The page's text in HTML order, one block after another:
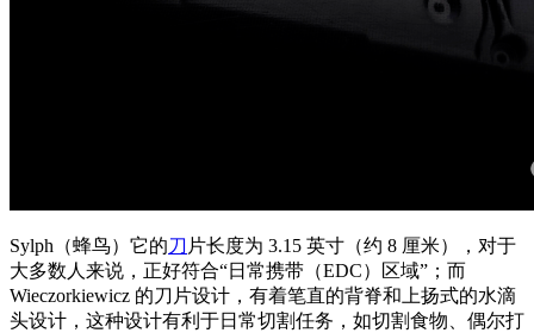
Sylph（蜂鸟）它的刀 片长度为 3.15 英寸（约 8 厘米），对于
大多数人来说，正好符合“日常携带（EDC）区域”；而
Wieczorkiewicz 的刀片设计，有着笔直的背脊和上扬式的水滴
头设计，这种设计有利于日常切割任务，如切割食物、偶尔打